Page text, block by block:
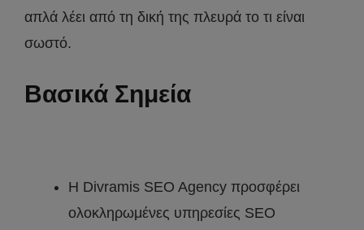
απλά λέει από τη δική της πλευρά το τι είναι
σωστό.
Βασικά Σημεία
Η Divramis SEO Agency προσφέρει
ολοκληρωμένες υπηρεσίες SEO